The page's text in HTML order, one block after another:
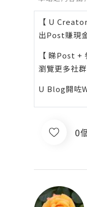
【 U
出Post賺現
【 睇Post +
瀏覽更多社群
U Blog開咗
0